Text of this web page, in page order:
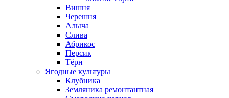
Вишня
Черешня
Алыча
Слива
Абрикос
Персик
Тёрн
Ягодные культуры
Клубника
Земляника ремонтантная